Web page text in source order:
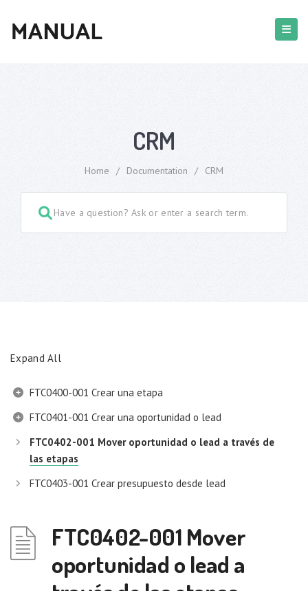
CRM
Home / Documentation / CRM
Expand All
FTC0400-001 Crear una etapa
FTC0401-001 Crear una oportunidad o lead
FTC0402-001 Mover oportunidad o lead a través de
las etapas
FTC0403-001 Crear presupuesto desde lead
FTC0402-001 Mover
oportunidad o lead a